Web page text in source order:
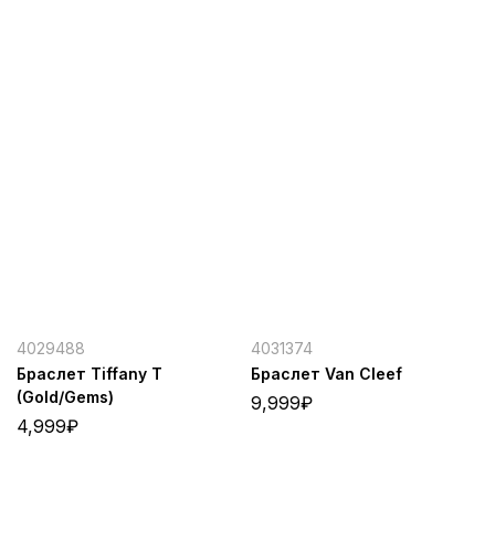
4029488
Браслет Tiffany T
(Gold/Gems)
4,999₽
4031374
Браслет Van Cleef
9,999₽